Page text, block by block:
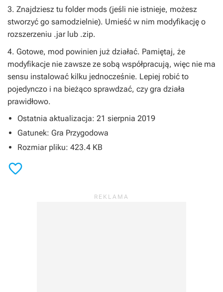
3. Znajdziesz tu folder mods (jeśli nie istnieje, możesz
stworzyć go samodzielnie). Umieść w nim modyfikację o
rozszerzeniu .jar lub .zip.
4. Gotowe, mod powinien już działać. Pamiętaj, że
modyfikacje nie zawsze ze sobą współpracują, więc nie ma
sensu instalować kilku jednocześnie. Lepiej robić to
pojedynczo i na bieżąco sprawdzać, czy gra działa
prawidłowo.
Ostatnia aktualizacja: 21 sierpnia 2019
Gatunek: Gra Przygodowa
Rozmiar pliku: 423.4 KB
